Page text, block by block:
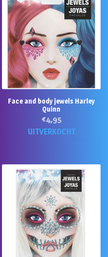
Face and body jewels Harley
Quinn
€4,95
UITVERKOCHT